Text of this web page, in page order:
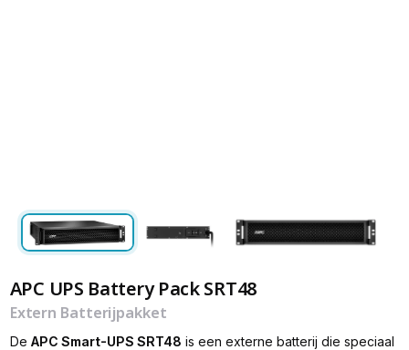
APC UPS Battery Pack SRT48
Extern Batterijpakket
De APC Smart-UPS SRT48 is een externe batterij die speciaal